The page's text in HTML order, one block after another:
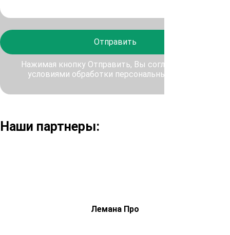
Отправить
Нажимая кнопку Отправить, Вы соглашаетесь с
условиями обработки персональных данных
Наши партнеры:
Лемана Про